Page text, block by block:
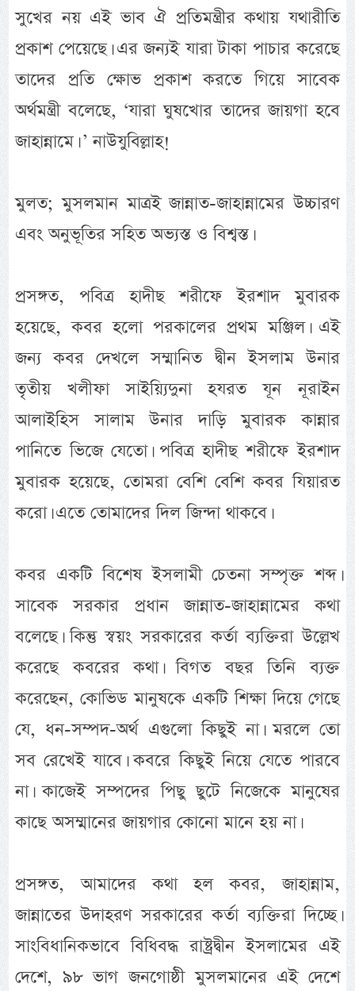
সুখের নয় এই ভাব ঐ প্রতিমন্ত্রীর কথায় যথারীতি
প্রকাশ পেয়েছে। এর জন্যই যারা টাকা পাচার করেছে
তাদের প্রতি ক্ষোভ প্রকাশ করতে গিয়ে সাবেক
অর্থমন্ত্রী বলেছে, ‘যারা ঘুষখোর তাদের জায়গা হবে
জাহান্নামে। ’ নাউযুবিল্লাহ!
মুলত; মুসলমান মাত্রই জান্নাত-জাহান্নামের উচ্চারণ
এবং অনুভূতির সহিত অভ্যস্ত ও বিশ্বস্ত।
প্রসঙ্গত, পবিত্র হাদীছ শরীফে ইরশাদ মুবারক
হয়েছে, কবর হলো পরকালের প্রথম মঞ্জিল। এই
জন্য কবর দেখলে সম্মানিত দ্বীন ইসলাম উনার
তৃতীয় খলীফা সাইয়্যিদুনা হযরত যূন নূরাইন
আলাইহিস সালাম উনার দাড়ি মুবারক কান্নার
পানিতে ভিজে যেতো। পবিত্র হাদীছ শরীফে ইরশাদ
মুবারক হয়েছে, তোমরা বেশি বেশি কবর যিয়ারত
করো। এতে তোমাদের দিল জিন্দা থাকবে।
কবর একটি বিশেষ ইসলামী চেতনা সম্পৃক্ত শব্দ।
সাবেক সরকার প্রধান জান্নাত-জাহান্নামের কথা
বলেছে। কিন্তু স্বয়ং সরকারের কর্তা ব্যক্তিরা উল্লেখ
করেছে কবরের কথা। বিগত বছর তিনি ব্যক্ত
করেছেন, কোভিড মানুষকে একটি শিক্ষা দিয়ে গেছে
যে, ধন-সম্পদ-অর্থ এগুলো কিছুই না। মরলে তো
সব রেখেই যাবে। কবরে কিছুই নিয়ে যেতে পারবে
না। কাজেই সম্পদের পিছু ছুটে নিজেকে মানুষের
কাছে অসম্মানের জায়গার কোনো মানে হয় না।
প্রসঙ্গত, আমাদের কথা হল কবর, জাহান্নাম,
জান্নাতের উদাহরণ সরকারের কর্তা ব্যক্তিরা দিচ্ছে।
সাংবিধানিকভাবে বিধিবদ্ধ রাষ্ট্রদ্বীন ইসলামের এই
দেশে, ৯৮ ভাগ জনগোষ্ঠী মুসলমানের এই দেশে